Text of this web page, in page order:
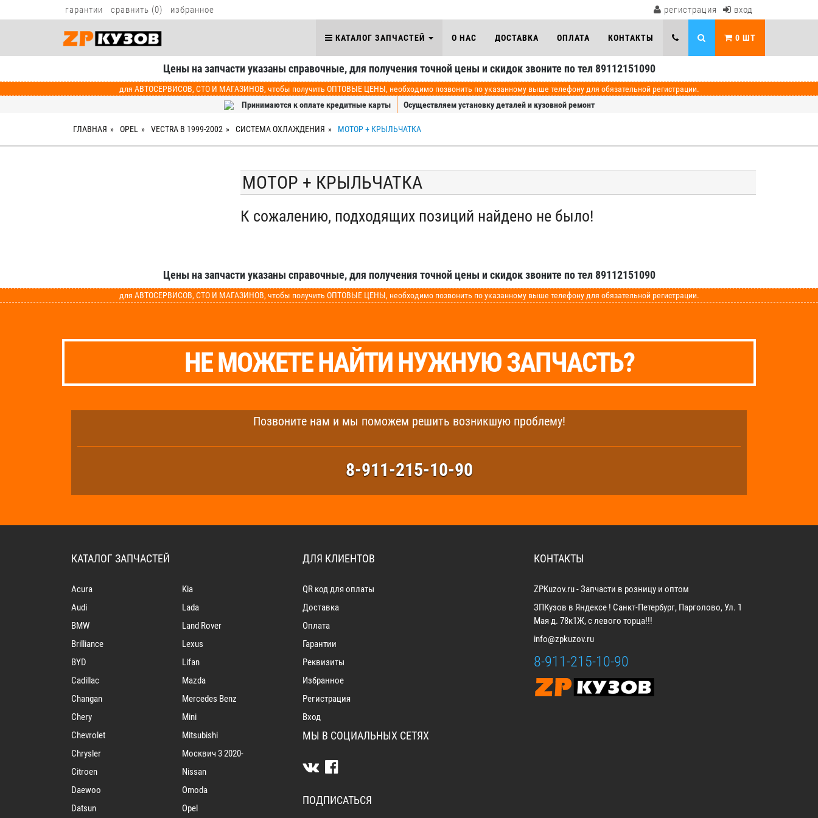
гарантии сравнить (0) избранное регистрация вход
КАТАЛОГ ЗАПЧАСТЕЙ О НАС ДОСТАВКА ОПЛАТА КОНТАКТЫ 0 ШТ
Цены на запчасти указаны справочные, для получения точной цены и скидок звоните по тел 89112151090
для АВТОСЕРВИСОВ, СТО И МАГАЗИНОВ, чтобы получить ОПТОВЫЕ ЦЕНЫ, необходимо позвонить по указанному выше телефону для обязательной регистрации.
Принимаются к оплате кредитные карты
Осуществляем установку деталей и кузовной ремонт
ГЛАВНАЯ OPEL VECTRA B 1999-2002 СИСТЕМА ОХЛАЖДЕНИЯ МОТОР + КРЫЛЬЧАТКА
МОТОР + КРЫЛЬЧАТКА
К сожалению, подходящих позиций найдено не было!
Цены на запчасти указаны справочные, для получения точной цены и скидок звоните по тел 89112151090
для АВТОСЕРВИСОВ, СТО И МАГАЗИНОВ, чтобы получить ОПТОВЫЕ ЦЕНЫ, необходимо позвонить по указанному выше телефону для обязательной регистрации.
НЕ МОЖЕТЕ НАЙТИ НУЖНУЮ ЗАПЧАСТЬ?
Позвоните нам и мы поможем решить возникшую проблему!
8-911-215-10-90
КАТАЛОГ ЗАПЧАСТЕЙ
Acura
Audi
BMW
Brilliance
BYD
Cadillac
Changan
Chery
Chevrolet
Chrysler
Citroen
Daewoo
Datsun
Kia
Lada
Land Rover
Lexus
Lifan
Mazda
Mercedes Benz
Mini
Mitsubishi
Mосквич 3 2020-
Nissan
Omoda
Opel
ДЛЯ КЛИЕНТОВ
QR код для оплаты
Доставка
Оплата
Гарантии
Реквизиты
Избранное
Регистрация
Вход
МЫ В СОЦИАЛЬНЫХ СЕТЯХ
ПОДПИСАТЬСЯ
КОНТАКТЫ
ZPKuzov.ru - Запчасти в розницу и оптом
ЗПКузов в Яндексе ! Санкт-Петербург, Парголово, Ул. 1
Мая д. 78к1Ж, с левого торца!!!
info@zpkuzov.ru
8-911-215-10-90